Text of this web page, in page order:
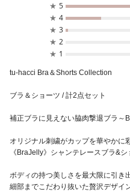
★ 5
★ 4
★ 3
★ 2
★ 1
tu-hacci Bra＆Shorts Collection
ブラ＆ショーツ / 計2点セット
補正ブラに見えない脇肉撃退ブラ～
オリジナル刺繍がカップを華やかに
《BraJelly》シャンテレースブラ&シ
ボディの持つ美しさを最大限に引き
細部までこだわり抜いた贅沢デザイ